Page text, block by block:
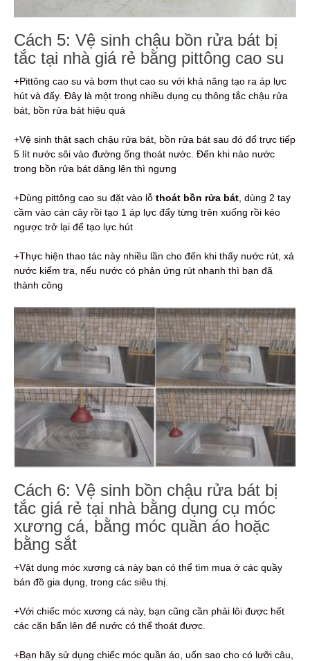
Cách 5: Vệ sinh chậu bồn rửa bát bị
tắc tại nhà giá rẻ bằng pittông cao su
+Pittông cao su và bơm thụt cao su với khả năng tạo ra áp lực
hút và đẩy. Đây là một trong nhiều dụng cụ thông tắc chậu rửa
bát, bồn rửa bát hiệu quả
+Vệ sinh thật sạch chậu rửa bát, bồn rửa bát sau đó đổ trực tiếp
5 lít nước sôi vào đường ống thoát nước. Đến khi nào nước
trong bồn rửa bát dâng lên thì ngưng
+Dùng pittông cao su đặt vào lỗ thoát bồn rửa bát , dùng 2 tay
cầm vào cán cây rồi tạo 1 áp lực đẩy từng trên xuống rồi kéo
ngược trở lại để tạo lực hút
+Thực hiện thao tác này nhiều lần cho đến khi thấy nước rút, xả
nước kiểm tra, nếu nước có phản ứng rút nhanh thì bạn đã
thành công
Cách 6: Vệ sinh bồn chậu rửa bát bị
tắc giá rẻ tại nhà bằng dụng cụ móc
xương cá, bằng móc quần áo hoặc
bằng sắt
+Vật dụng móc xương cá này bạn có thể tìm mua ở các quầy
bán đồ gia dụng, trong các siêu thị.
+Với chiếc móc xương cá này, bạn cũng cần phải lôi được hết
các cặn bẩn lên để nước có thể thoát được.
+Bạn hãy sử dụng chiếc móc quần áo, uốn sao cho có lưỡi câu,